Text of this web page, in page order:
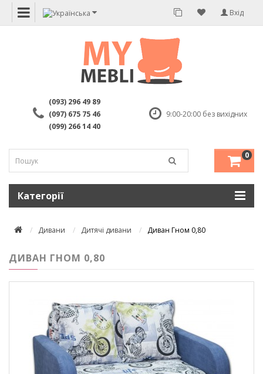
Вхід
(093) 296 49 89
(097) 675 75 46
(099) 266 14 40
9:00-20:00 без вихідних
0
Категорії
Дивани Дитячі дивани Диван Гном 0,80
ДИВАН ГНОМ 0,80